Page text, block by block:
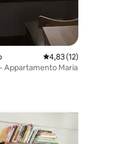
Xếp hạng trung bình
4,83 (12)
Appartamento Maria